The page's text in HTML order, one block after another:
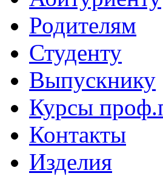
Родителям
Студенту
Выпускнику
Курсы
Контакты
Изделия